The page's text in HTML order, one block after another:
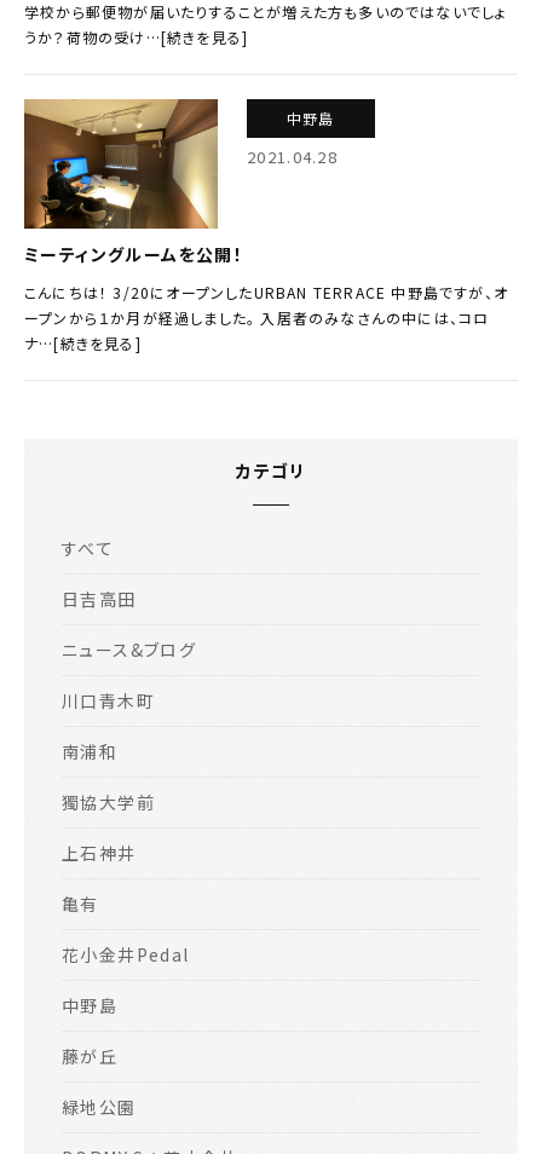
学校から郵便物が届いたりすることが増えた方も多いのではないでしょ
うか？荷物の受け…[続きを見る]
中野島
2021.04.28
ミーティングルームを公開！
こんにちは！ 3/20にオープンしたURBAN TERRACE 中野島ですが、オ
ープンから１か月が経過しました。 入居者のみなさんの中には、コロ
ナ…[続きを見る]
カテゴリ
すべて
日吉高田
ニュース&ブログ
川口青木町
南浦和
獨協大学前
上石神井
亀有
花小金井Pedal
中野島
藤が丘
緑地公園